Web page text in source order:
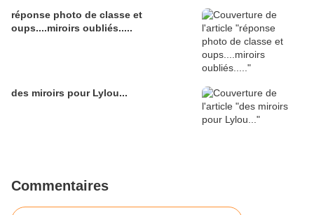
réponse photo de classe et
oups....miroirs oubliés.....
des miroirs pour Lylou...
Commentaires